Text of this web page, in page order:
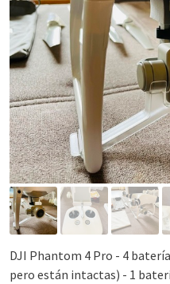
DJI Phantom 4 Pro - 4
pero están intactas) - 1